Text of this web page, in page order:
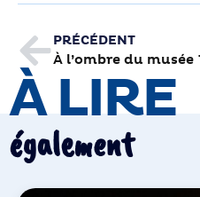
PRÉCÉDENT
À l’ombre du musée
À LIRE
également